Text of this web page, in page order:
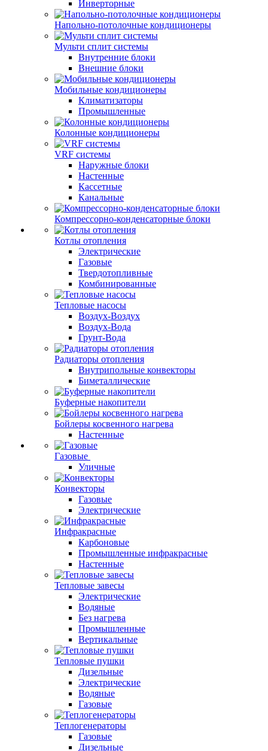
Инверторные
Напольно-потолочные кондиционеры
Мульти сплит системы
Внутренние блоки
Внешние блоки
Мобильные кондиционеры
Климатизаторы
Промышленные
Колонные кондиционеры
VRF системы
Наружные блоки
Настенные
Кассетные
Канальные
Компрессорно-конденсаторные блоки
Котлы отопления
Электрические
Газовые
Твердотопливные
Комбинированные
Тепловые насосы
Воздух-Воздух
Воздух-Вода
Грунт-Вода
Радиаторы отопления
Внутрипольные конвекторы
Биметаллические
Буферные накопители
Бойлеры косвенного нагрева
Настенные
Газовые
Уличные
Конвекторы
Газовые
Электрические
Инфракрасные
Карбоновые
Промышленные инфракрасные
Настенные
Тепловые завесы
Электрические
Водяные
Без нагрева
Промышленные
Вертикальные
Тепловые пушки
Дизельные
Электрические
Водяные
Газовые
Теплогенераторы
Газовые
Дизельные